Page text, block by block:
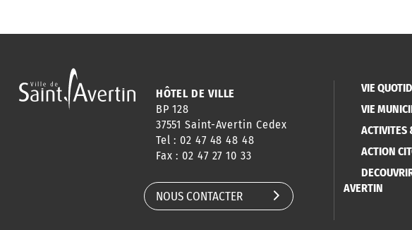
HÔTEL DE VILLE
BP 128
37551 Saint-Avertin Cedex
Tel : 02 47 48 48 48
Fax : 02 47 27 10 33
NOUS CONTACTER
VIE
VIE
ACTIVITES
ACTION
AVERTIN